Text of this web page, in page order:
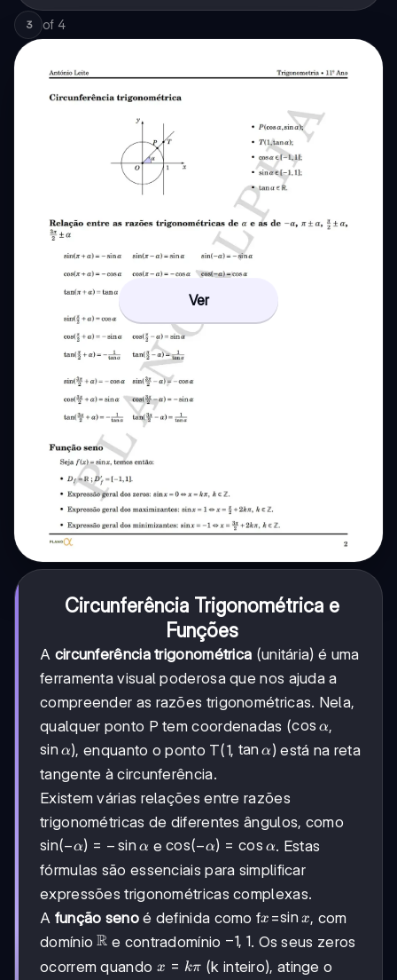
3 of 4
Ver
Circunferência Trigonométrica e
Funções
A circunferência trigonométrica (unitária) é uma
ferramenta visual poderosa que nos ajuda a
compreender as razões trigonométricas. Nela,
qualquer ponto P tem coordenadas (\cos\alpha
cos α,
\sin\alpha
sinα), enquanto o ponto T(1, \tan\alpha
tan α) está na reta
tangente à circunferência.
Existem várias relações entre razões
trigonométricas de diferentes ângulos, como
\sin(-
\alpha)=-
\sin\alpha
sin(−α) = − sinα e\cos(-
\alpha)=\cos\alpha
cos(−α) = cos α. Estas
fórmulas são essenciais para simplificar
expressões trigonométricas complexas.
A função senoé definida como fx
x =\sin
sinx, com
domínio\mathbb{R}
R e contradomínio -1,1
−1, 1. Os seus zeros
ocorrem quando x=k\pi
x = kπ (k inteiro), atinge o